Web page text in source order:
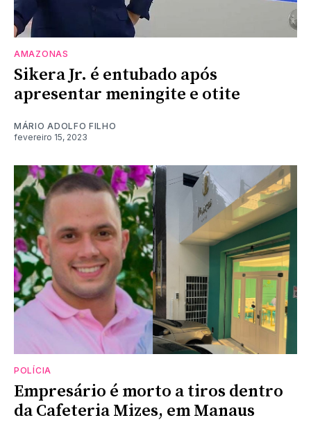
AMAZONAS
Sikera Jr. é entubado após
apresentar meningite e otite
MÁRIO ADOLFO FILHO
fevereiro 15, 2023
POLÍCIA
Empresário é morto a tiros dentro
da Cafeteria Mizes, em Manaus